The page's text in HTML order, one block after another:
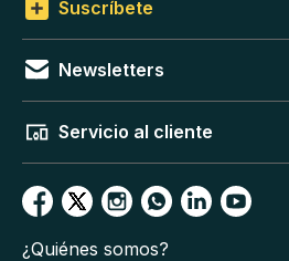
Suscríbete
Newsletters
Servicio al cliente
¿Quiénes somos?